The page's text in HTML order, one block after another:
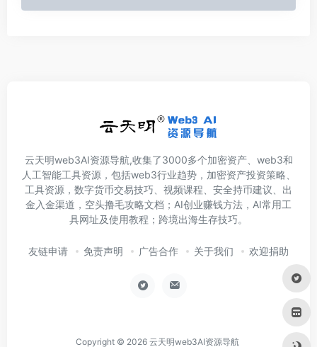
云天明web3AI资源导航,收集了3000多个加密资产、web3和
人工智能工具资源，包括web3行业趋势，加密资产投资策略、
工具资源，数字货币交易技巧、视频课程、安全持币建议、出
金入金渠道，空头撸毛攻略文档；AI创业赚钱方法，AI常用工
具网址及使用教程；跨境出海生存技巧。
友链申请 免责声明 广告合作 关于我们 欢迎捐助
Copyright © 2026 云天明web3AI资源导航